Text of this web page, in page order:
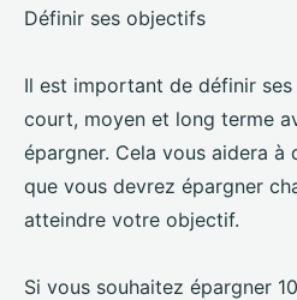
Définir ses objectifs
Il est important de définir
court, moyen et long terme
épargner. Cela vous aidera à
que vous devrez épargner
atteindre votre objectif.
Si vous souhaitez épargner